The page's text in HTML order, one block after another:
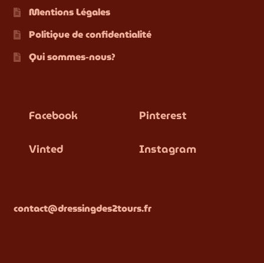
Mentions Légales
Politique de confidentialité
Qui sommes-nous?
Facebook
Vinted
Pinterest
Instagram
contact@dressingdes2tours.fr